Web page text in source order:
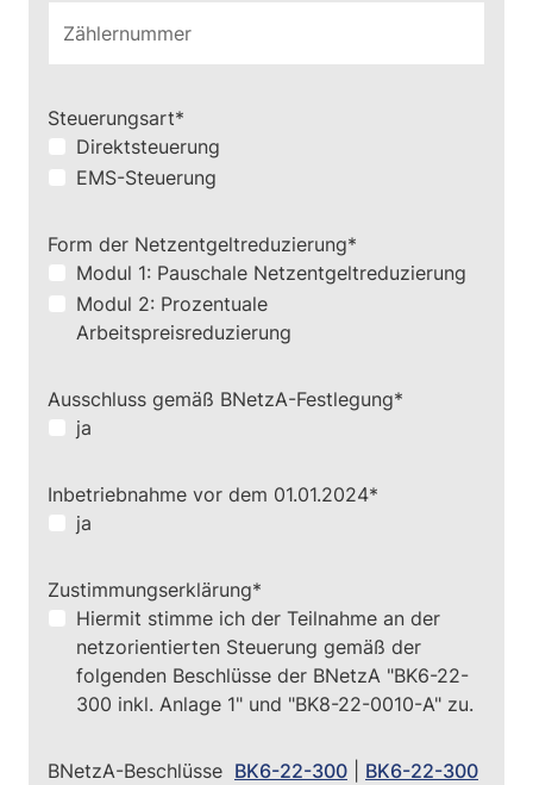
Pflichtfeld
Steuerungsart*
Direktsteuerung
EMS-Steuerung
Pflichtfeld
Form der Netzentgeltreduzierung*
Modul 1: Pauschale Netzentgeltreduzierung
Modul 2: Prozentuale
Arbeitspreisreduzierung
Pflichtfeld
Ausschluss gemäß BNetzA-Festlegung*
ja
Pflichtfeld
Inbetriebnahme vor dem 01.01.2024*
ja
Pflichtfeld
Zustimmungserklärung*
Hiermit stimme ich der Teilnahme an der
netzorientierten Steuerung gemäß der
folgenden Beschlüsse der BNetzA "BK6-22-
300 inkl. Anlage 1" und "BK8-22-0010-A" zu.
BNetzA-Beschlüsse BK6-22-300
BK6-22-300